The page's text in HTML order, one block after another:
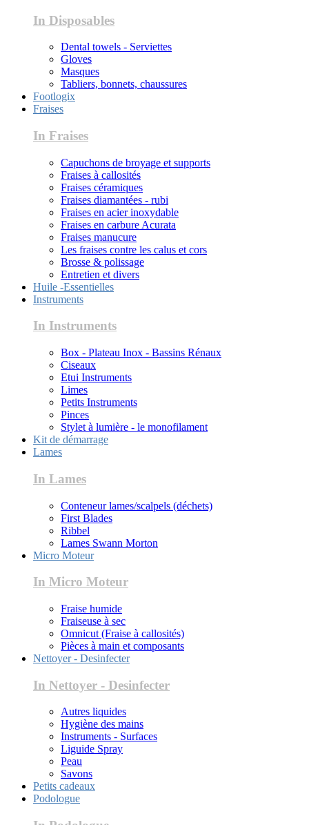
In Disposables
Dental towels - Serviettes
Gloves
Masques
Tabliers, bonnets, chaussures
Footlogix
Fraises
In Fraises
Capuchons de broyage et supports
Fraises à callosités
Fraises céramiques
Fraises diamantées - rubi
Fraises en acier inoxydable
Fraises en carbure Acurata
Fraises manucure
Les fraises contre les calus et cors
Brosse & polissage
Entretien et divers
Huile -Essentielles
Instruments
In Instruments
Box - Plateau Inox - Bassins Rénaux
Ciseaux
Etui Instruments
Limes
Petits Instruments
Pinces
Stylet à lumière - le monofilament
Kit de démarrage
Lames
In Lames
Conteneur lames/scalpels (déchets)
First Blades
Ribbel
Lames Swann Morton
Micro Moteur
In Micro Moteur
Fraise humide
Fraiseuse à sec
Omnicut (Fraise à callosités)
Pièces à main et composants
Nettoyer - Desinfecter
In Nettoyer - Desinfecter
Autres liquides
Hygiène des mains
Instruments - Surfaces
Liguide Spray
Peau
Savons
Petits cadeaux
Podologue